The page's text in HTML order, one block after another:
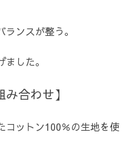
ンスが整う。
した。
合わせ】
コットン100％の生地を使